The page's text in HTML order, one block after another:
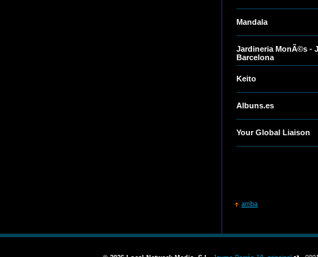
Mandala
Jardineria MonÃ©s -
Barcelona
Keito
Albuns.es
Your Global Liaison
arriba